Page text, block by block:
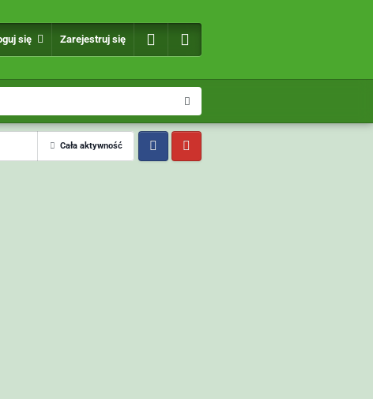
się Zarejestruj się
Cała aktywność